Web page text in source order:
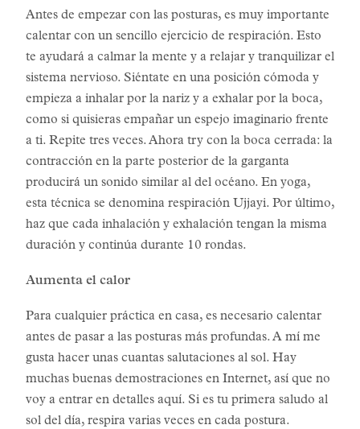
Antes de empezar con las posturas, es muy importante
calentar con un sencillo ejercicio de respiración. Esto
te ayudará a calmar la mente y a relajar y tranquilizar el
sistema nervioso. Siéntate en una posición cómoda y
empieza a inhalar por la nariz y a exhalar por la boca,
como si quisieras empañar un espejo imaginario frente
a ti. Repite tres veces. Ahora try con la boca cerrada: la
contracción en la parte posterior de la garganta
producirá un sonido similar al del océano. En yoga,
esta técnica se denomina respiración Ujjayi. Por último,
haz que cada inhalación y exhalación tengan la misma
duración y continúa durante 10 rondas.
Aumenta el calor
Para cualquier práctica en casa, es necesario calentar
antes de pasar a las posturas más profundas. A mí me
gusta hacer unas cuantas salutaciones al sol. Hay
muchas buenas demostraciones en Internet, así que no
voy a entrar en detalles aquí. Si es tu primera saludo al
sol del día, respira varias veces en cada postura.